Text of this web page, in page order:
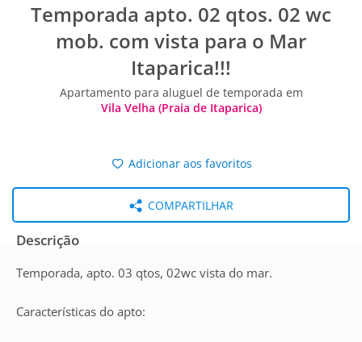
Temporada apto. 02 qtos. 02 wc
mob. com vista para o Mar
Itaparica!!!
Apartamento para aluguel de temporada em
Vila Velha (Praia de Itaparica)
Adicionar aos favoritos
COMPARTILHAR
Descrição
Temporada, apto. 03 qtos, 02wc vista do mar.
Características do apto: